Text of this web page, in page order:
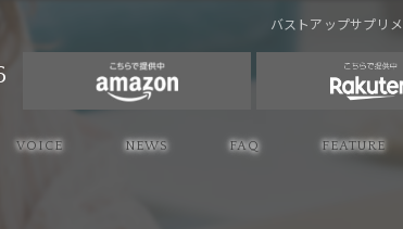
バストアップサプリ
VOICE NEWS FAQ FEATURE